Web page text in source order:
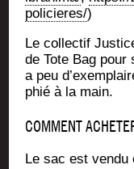
policieres/)
Le col­lec­tif
de Tote Bag pour
a peu
phié à la main.
COMMENT
Le sac est ven­du